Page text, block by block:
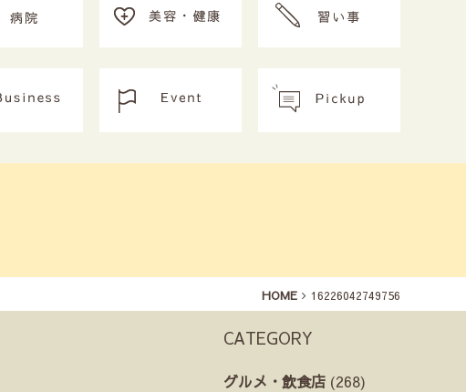
HOME 16226042749756
CATEGORY
グルメ・飲食店 (268)